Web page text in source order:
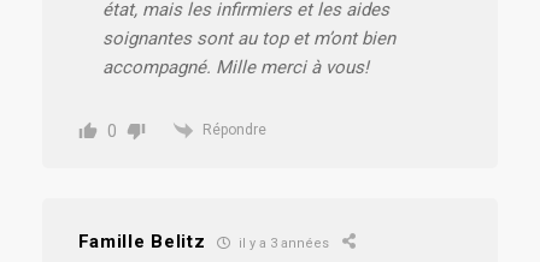
état, mais les infirmiers et les aides
soignantes sont au top et m’ont bien
accompagné. Mille merci à vous!
0 Répondre
Famille Belitz il y a 3 années